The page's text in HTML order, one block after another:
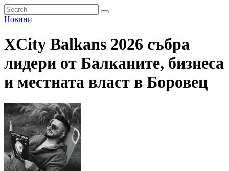
Новини
XCity Balkans 2026 събра
лидери от Балканите, бизнеса
и местната власт в Боровец